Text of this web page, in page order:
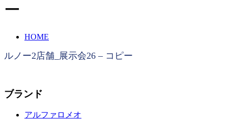
ー
HOME
ルノー2店舗_展示会26 – コピー
ブランド
アルファロメオ